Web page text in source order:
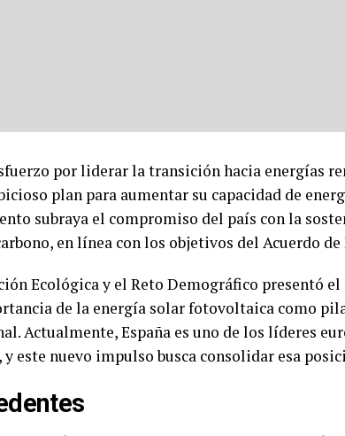
por liderar la transición hacia energías
plan para aumentar su capacidad de
subraya el compromiso del país con la
en línea con los objetivos del Acuerdo de
Ecológica y el Reto Demográfico presentó el
de la energía solar fotovoltaica como
Actualmente, España es uno de los líderes
este nuevo impulso busca consolidar esa